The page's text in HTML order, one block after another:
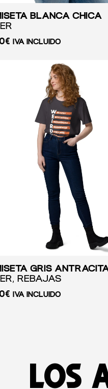
BLANCA CHICA
€ IVA INCLUIDO
GRIS
REBAJAS
€ IVA INCLUIDO
Los